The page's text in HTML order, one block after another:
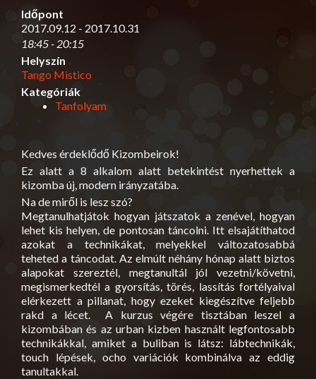
Időpont
2017.09.12 - 2017.10.31
18:45 - 20:15
Helyszín
Tango Mistico
Kategóriák
Tanfolyam
Kedves érdeklődő Kizombeirok!
Ez alatt a 8 alkalom alatt betekintést nyerhettek a
kizomba új, modern irányzatába.
Na de miről is lesz szó?
Megtanulhatjátok hogyan játszatok a zenével, hogyan
lehet kis helyen, de pontosan táncolni. Itt elsajátíthatod
azokat a technikákat, melyekkel változatosabbá
teheted a táncodat. Az elmúlt néhány hónap alatt biztos
alapokat szereztél, megtanultál jól vezetni/követni,
megismerkedtél a gyorsítás, törés, lassítás fortélyaival
elérkezett a pillanat, hogy ezeket kiegészítve feljebb
rakd a lécet. A kurzus végére tisztában leszel a
kizombában és az urban kizben használt legfontosabb
technikákkal, amiket a buliban is látsz: lábtechnikák,
touch lépések, ocho variációk kombinálva az eddig
tanultakkal.